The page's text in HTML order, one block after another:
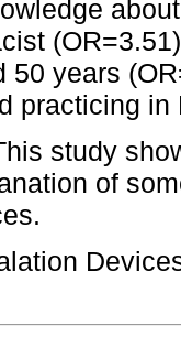
50 years
practicing
study
of